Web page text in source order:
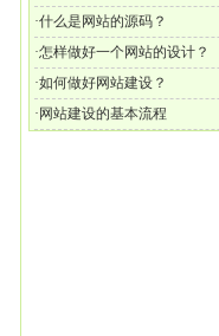
·什么是网站的源码？
·怎样做好一个网站的设计？
·如何做好网站建设？
· 网站建设的基本流程